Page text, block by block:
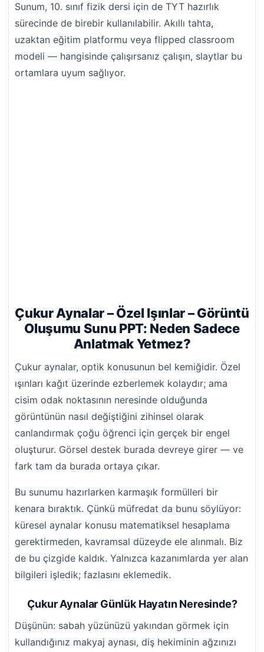
Sunum, 10. sınıf fizik dersi için de TYT hazırlık
sürecinde de birebir kullanılabilir. Akıllı tahta,
uzaktan eğitim platformu veya flipped classroom
modeli — hangisinde çalışırsanız çalışın, slaytlar bu
ortamlara uyum sağlıyor.
Çukur Aynalar – Özel Işınlar – Görüntü
Oluşumu Sunu PPT: Neden Sadece
Anlatmak Yetmez?
Çukur aynalar, optik konusunun bel kemiğidir. Özel
ışınları kağıt üzerinde ezberlemek kolaydır; ama
cisim odak noktasının neresinde olduğunda
görüntünün nasıl değiştiğini zihinsel olarak
canlandırmak çoğu öğrenci için gerçek bir engel
oluşturur. Görsel destek burada devreye girer — ve
fark tam da burada ortaya çıkar.
Bu sunumu hazırlarken karmaşık formülleri bir
kenara bıraktık. Çünkü müfredat da bunu söylüyor:
küresel aynalar konusu matematiksel hesaplama
gerektirmeden, kavramsal düzeyde ele alınmalı. Biz
de bu çizgide kaldık. Yalnızca kazanımlarda yer alan
bilgileri işledik; fazlasını eklemedik.
Çukur Aynalar Günlük Hayatın Neresinde?
Düşünün: sabah yüzünüzü yakından görmek için
kullandığınız makyaj aynası, diş hekiminin ağzınızı